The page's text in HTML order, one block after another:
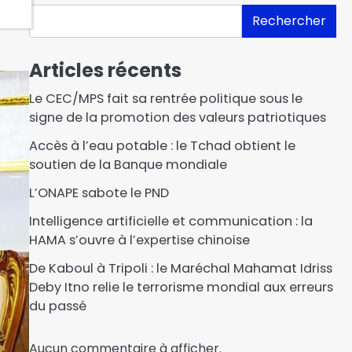
Rechercher
Articles récents
Le CEC/MPS fait sa rentrée politique sous le
signe de la promotion des valeurs patriotiques
Accès à l’eau potable : le Tchad obtient le
soutien de la Banque mondiale
L’ONAPE sabote le PND
Intelligence artificielle et communication : la
HAMA s’ouvre à l’expertise chinoise
De Kaboul à Tripoli : le Maréchal Mahamat Idriss
Deby Itno relie le terrorisme mondial aux erreurs
du passé
Aucun commentaire à afficher.
3
Israël affirme que le
Hamas a remis les sept
premiers otages à la